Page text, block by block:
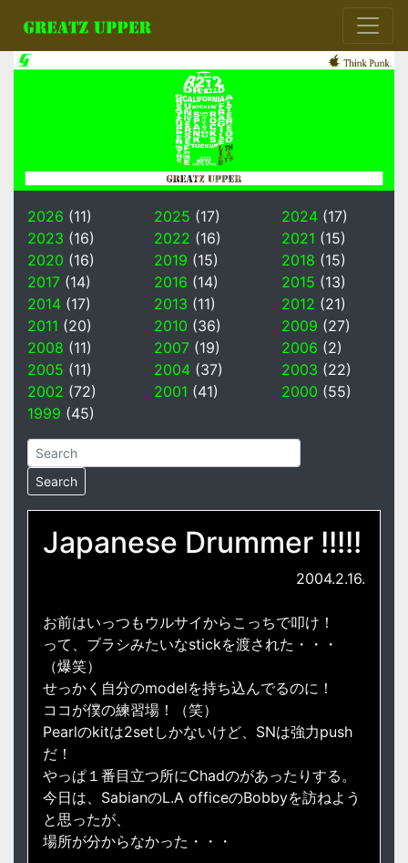
2026 (11) 2025 (17) 2024(17)
2023 (16) 2022 (16) 2021 (15)
2020 (16) 2019 (15) 2018 (15)
2017 (14) 2016 (14) 2015 (13)
2014 (17) 2013 (11) 2012 (21)
2011 (20) 2010 (36) 2009 (27)
2008 (11) 2007 (19) 2006 (2)
2005 (11) 2004 (37) 2003 (22)
2002 (72) 2001 (41) 2000 (55)
1999 (45)
Japanese Drummer !!!!!
2004.2.16.
お前はいっつもウルサイからこっちで叩け！
って、ブラシみたいなstickを渡された・・・
（爆笑）
せっかく自分のmodelを持ち込んでるのに！
ココが僕の練習場！（笑）
Pearlのkitは2setしかないけど、SNは強力push
だ！
やっぱ１番目立つ所にChadのがあったりする。
今日は、SabianのL.A officeのBobbyを訪ねよう
と思ったが、
場所が分からなかった・・・